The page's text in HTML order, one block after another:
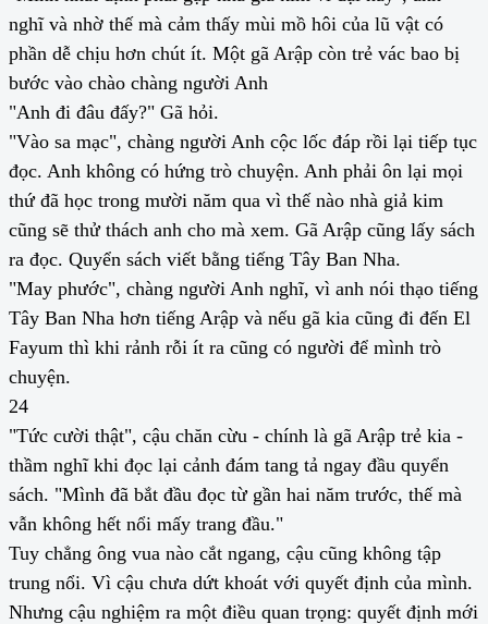
nghĩ và nhờ thế mà cảm thấy mùi mồ hôi của lũ vật có
phần dễ chịu hơn chút ít. Một gã Arập còn trẻ vác bao bị
bước vào chào chàng người Anh
"Anh đi đâu đấy?" Gã hỏi.
"Vào sa mạc", chàng người Anh cộc lốc đáp rồi lại tiếp tục
đọc. Anh không có hứng trò chuyện. Anh phải ôn lại mọi
thứ đã học trong mười năm qua vì thế nào nhà giả kim
cũng sẽ thử thách anh cho mà xem. Gã Arập cũng lấy sách
ra đọc. Quyển sách viết bằng tiếng Tây Ban Nha.
"May phước", chàng người Anh nghĩ, vì anh nói thạo tiếng
Tây Ban Nha hơn tiếng Arập và nếu gã kia cũng đi đến El
Fayum thì khi rảnh rỗi ít ra cũng có người để mình trò
chuyện.
24
"Tức cười thật", cậu chăn cừu - chính là gã Arập trẻ kia -
thầm nghĩ khi đọc lại cảnh đám tang tả ngay đầu quyển
sách. "Mình đã bắt đầu đọc từ gần hai năm trước, thế mà
vẫn không hết nổi mấy trang đầu."
Tuy chẳng ông vua nào cắt ngang, cậu cũng không tập
trung nổi. Vì cậu chưa dứt khoát với quyết định của mình.
Nhưng cậu nghiệm ra một điều quan trọng: quyết định mới